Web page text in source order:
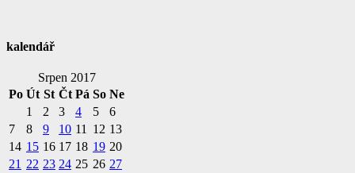
kalendář
Srpen 2017
Po Út St Čt Pá So Ne
1
2 3 4 5
6
7
8 9 10 11 12 13
14 15 16 17 18 19 20
21 22 23 24 25 26 27